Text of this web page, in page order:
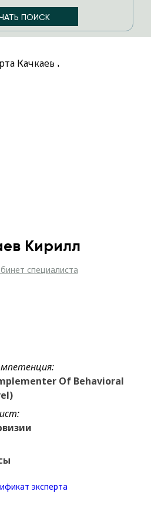
Кирилл
специалиста
Of Behavioral